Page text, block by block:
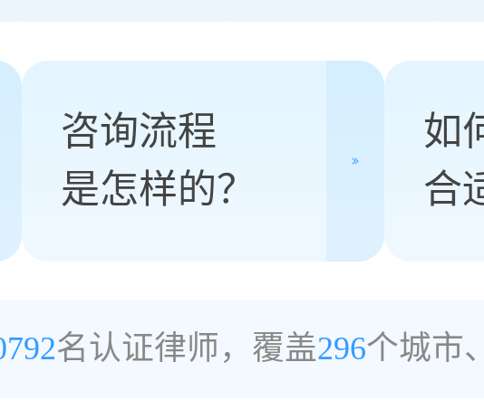
咨询流程
是怎样的？
如
合
名认证律师，覆盖296个城市、